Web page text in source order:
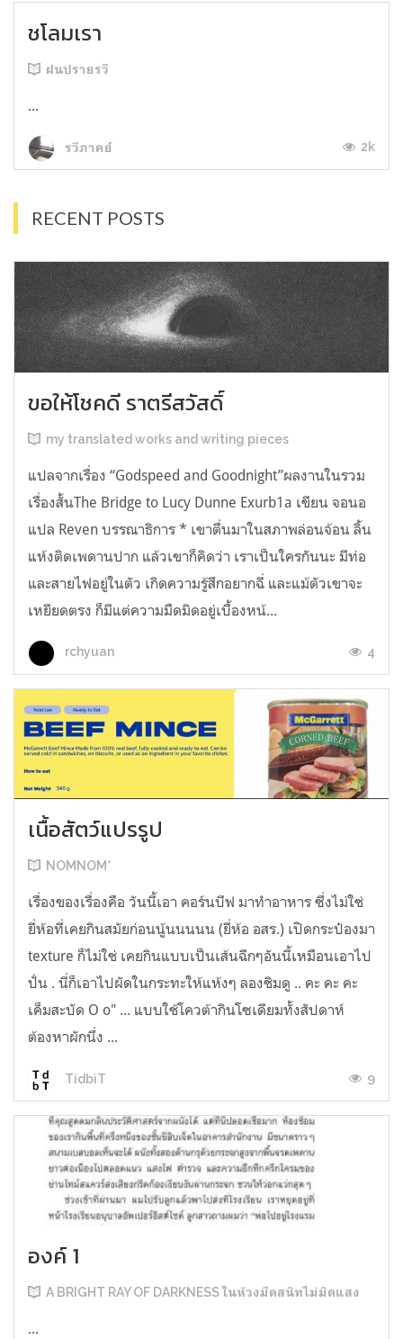
ชโลมเรา
ฝนปรายรวี
...
รวีภาคย์ 2k
RECENT POSTS
ขอให้โชคดี ราตรีสวัสดิ์
my translated works and writing pieces
แปลจากเรื่อง “Godspeed and Goodnight”ผลงานในรวม
เรื่องสั้นThe Bridge to Lucy Dunne Exurb1a เขียน จอนอ
แปล Reven บรรณาธิการ * เขาตื่นมาในสภาพล่อนจ้อน ลิ้น
แห้งติดเพดานปาก แล้วเขาก็คิดว่า เราเป็นใครกันนะ มีท่อ
และสายไฟอยู่ในตัว เกิดความรู้สึกอยากฉี่ และแม้ตัวเขาจะ
เหยียดตรง ก็มีแต่ความมืดมิดอยู่เบื้องหน้...
rchyuan 4
เนื้อสัตว์แปรรูป
NOMNOM*
เรื่องของเรื่องคือ วันนี้เอา คอร์นบีฟ มาทำอาหาร ซึ่งไม่ใช่
ยี่ห้อที่เคยกินสมัยก่อนนู้นนนนน (ยี่ห้อ อสร.) เปิดกระป๋องมา
texture ก็ไม่ใช่ เคยกินแบบเป็นเส้นฉีกๆอันนี้เหมือนเอาไป
ปั่น . นี่ก็เอาไปผัดในกระทะให้แห้งๆ ลองชิมดู .. คะ คะ คะ
เค็มสะบัด O o" ... แบบใช้โควต้ากินโซเดียมทั้งสัปดาห์
ต้องหาผักนึ่ง ...
TidbiT 9
องค์ 1
A BRIGHT RAY OF DARKNESS ในห้วงมืดสนิทไม่มิดแสง
...